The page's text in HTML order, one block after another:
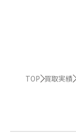
TOP 買取実績